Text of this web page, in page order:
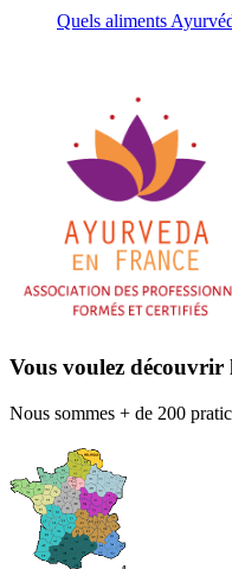
Quels aliments
Vous voulez
Nous sommes + de 200